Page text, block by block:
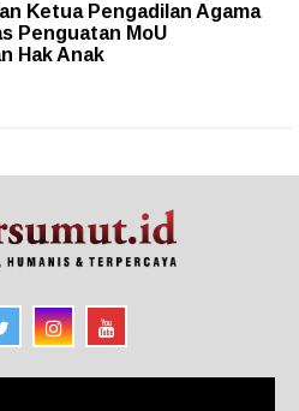
Ketua Pengadilan Agama
Penguatan MoU
Hak Anak